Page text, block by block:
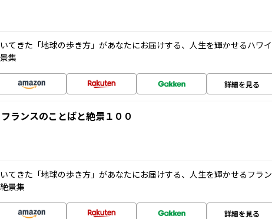
てきた「地球の歩き方」があなたにお届けする、人生を輝かせるハワイ
集
詳細を見る
ランスのことばと絶景１００
てきた「地球の歩き方」があなたにお届けする、人生を輝かせるフラン
景集
詳細を見る